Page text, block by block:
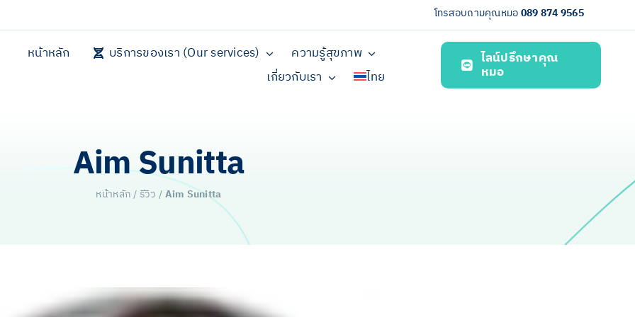
โทรสอบถามคุณหมอ089 874 9565
หน้าหลัก บริการของเรา (Our services)
ความรู้สุขภาพ
เกี่ยวกับเรา
ไทย
ไลน์ปรึกษาคุณ
หมอ
Aim Sunitta
หน้าหลัก/ รีวิว /Aim Sunitta